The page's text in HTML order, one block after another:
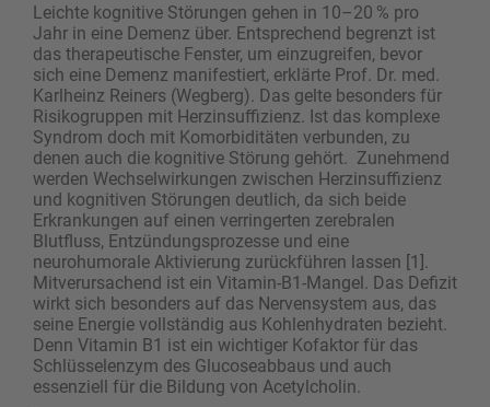
Leichte kognitive Störungen gehen in 10–20 % pro
Jahr in eine Demenz über. Entsprechend begrenzt ist
das therapeutische Fenster, um einzugreifen, bevor
sich eine Demenz manifestiert, erklärte Prof. Dr. med.
Karlheinz Reiners (Wegberg). Das gelte besonders für
Risikogruppen mit Herzinsuffizienz. Ist das komplexe
Syndrom doch mit Komorbiditäten verbunden, zu
denen auch die kognitive Störung gehört. Zunehmend
werden Wechselwirkungen zwischen Herzinsuffizienz
und kognitiven Störungen deutlich, da sich beide
Erkrankungen auf einen verringerten zerebralen
Blutfluss, Entzündungsprozesse und eine
neurohumorale Aktivierung zurückführen lassen [1].
Mitverursachend ist ein Vitamin-B1-Mangel. Das Defizit
wirkt sich besonders auf das Nervensystem aus, das
seine Energie vollständig aus Kohlenhydraten bezieht.
Denn Vitamin B1 ist ein wichtiger Kofaktor für das
Schlüsselenzym des Glucoseabbaus und auch
essenziell für die Bildung von Acetylcholin.